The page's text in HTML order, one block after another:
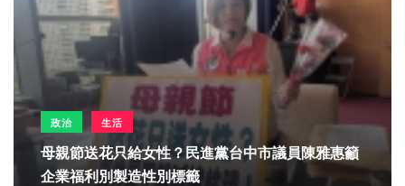
政治 生活
母親節送花只給女性？民進黨台中市議員陳雅惠籲
企業福利別製造性別標籤